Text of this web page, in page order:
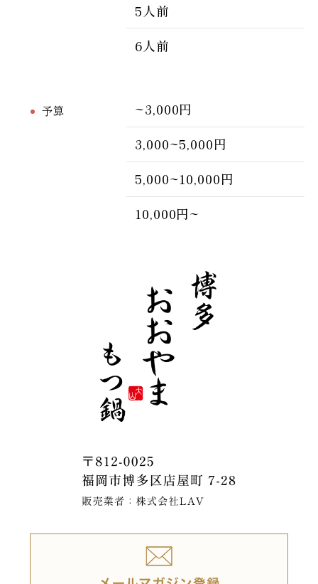
5人前
6人前
予算
~3,000円
3,000~5,000円
5,000~10,000円
10,000円~